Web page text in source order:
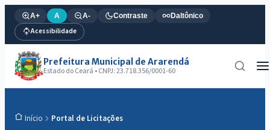
A+ A A- Contraste Daltônico
Acessibilidade
Prefeitura Municipal de Ararendá
Estado do Ceará • CNPJ: 23.718.356/0001-60
Início Portal de Licitações